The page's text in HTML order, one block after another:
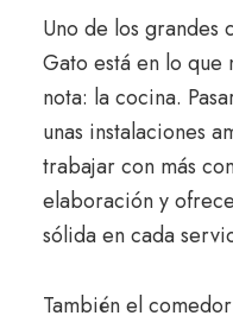
Uno de los grandes
Gato está en lo
nota: la cocina.
unas instalaciones
trabajar con más
elaboración y
sólida en cada
También el